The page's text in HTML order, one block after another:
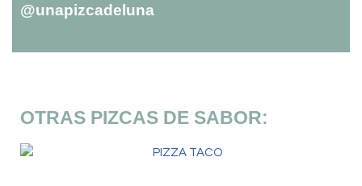
@unapizcadeluna
OTRAS PIZCAS DE SABOR: